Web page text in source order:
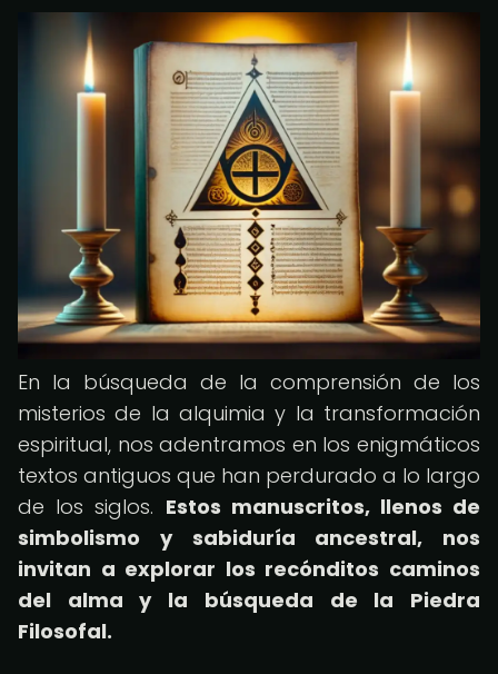
En la búsqueda de la comprensión de los
misterios de la alquimia y la transformación
espiritual, nos adentramos en los enigmáticos
textos antiguos que han perdurado a lo largo
de los siglos. Estos manuscritos, llenos de
simbolismo y sabiduría ancestral, nos
invitan a explorar los recónditos caminos
del alma y la búsqueda de la Piedra
Filosofal.